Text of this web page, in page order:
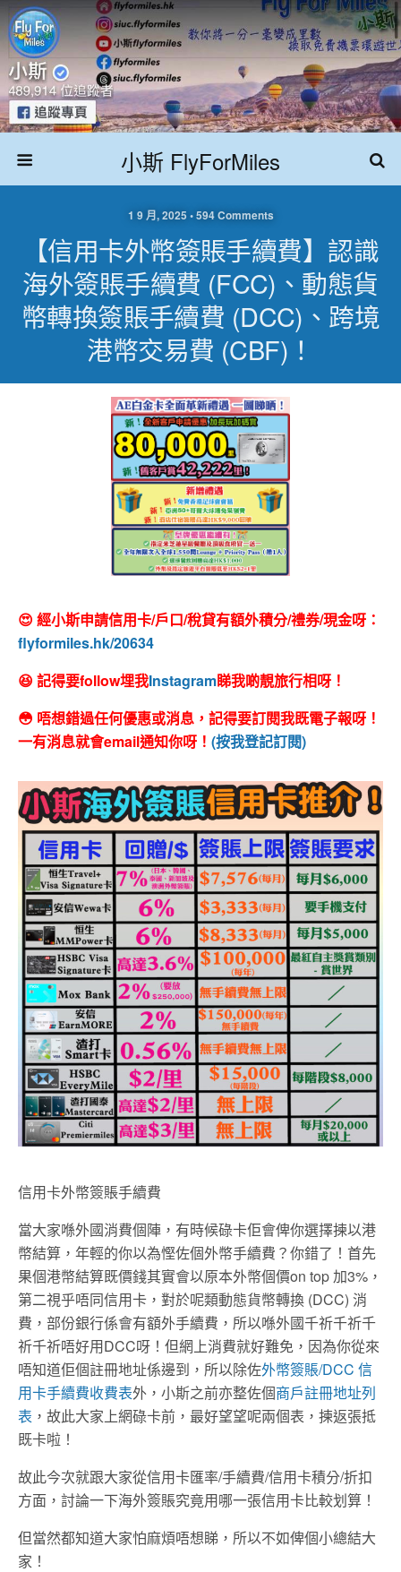
小斯 FlyForMiles
1 9 月, 2025 • 594 Comments
【信用卡外幣簽賬手續費】認識
海外簽賬手續費 (FCC)、動態貨
幣轉換簽賬手續費 (DCC)、跨境
港幣交易費 (CBF)！
😍 經小斯申請信用卡/戶口/稅貸有額外積分/禮券/現金呀：
flyformiles.hk/20634
😆 記得要follow埋我Instagram睇我啲靚旅行相呀！
😳 唔想錯過任何優惠或消息，記得要訂閱我既電子報呀！
一有消息就會email通知你呀！ (按我登記訂閱)
信用卡外幣簽賬手續費
當大家喺外國消費個陣，有時候碌卡佢會俾你選擇揀以港
幣結算，年輕的你以為慳佐個外幣手續費？你錯了！首先
果個港幣結算既價錢其實會以原本外幣個價on top 加3%，
第二視乎唔同信用卡，對於呢類動態貨幣轉換 (DCC) 消
費，部份銀行係會有額外手續費，所以喺外國千祈千祈千
祈千祈唔好用DCC呀！但網上消費就好難免，因為你從來
唔知道佢個註冊地址係邊到，所以除佐外幣簽賬/DCC 信
用卡手續費收費表外，小斯之前亦整佐個商戶註冊地址列
表 ，故此大家上網碌卡前，最好望望呢兩個表，揀返張抵
既卡啦！
故此今次就跟大家從信用卡匯率/手續費/信用卡積分/折扣
方面，討論一下海外簽賬究竟用哪一張信用卡比較划算！
但當然都知道大家怕麻煩唔想睇，所以不如俾個小總結大
家！